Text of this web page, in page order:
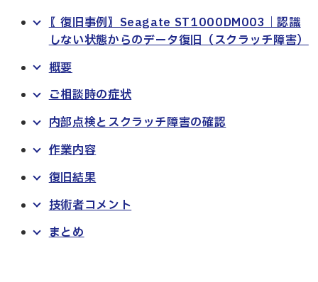
〖復旧事例〗Seagate ST1000DM003｜認識
しない状態からのデータ復旧（スクラッチ障害）
概要
ご相談時の症状
内部点検とスクラッチ障害の確認
作業内容
復旧結果
技術者コメント
まとめ